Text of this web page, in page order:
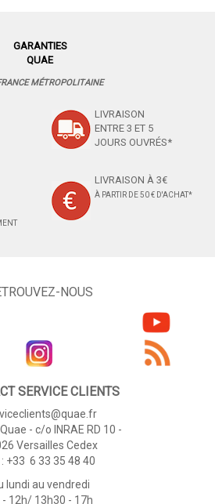
GARANTIES
QUAE
MÉTROPOLITAINE
LIVRAISON
ENTRE 3 ET 5
JOURS OUVRÉS*
LIVRAISON À 3€
À PARTIR DE 50 € D'ACHAT*
NOUS
SERVICE CLIENTS
- c/o INRAE RD 10 -
Versailles Cedex
: +33 6 33 35 48 40
lundi au vendredi
- 12h/ 13h30 - 17h